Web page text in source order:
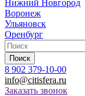
Нижний Новгород
Воронеж
Ульяновск
Оренбург
Поиск
8 902 379-10-00
info@citisfera.ru
Заказать звонок